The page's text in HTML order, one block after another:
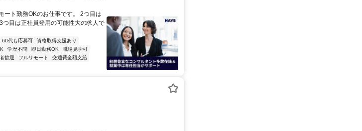
ート勤務OKのお仕事です。 2つ目は
目は正社員登用の可能性大の求人で
60代も応募可
資格取得支援あり
学歴不問 即日勤務OK
職場見学可
歓迎 フルリモート
交通費全額支給